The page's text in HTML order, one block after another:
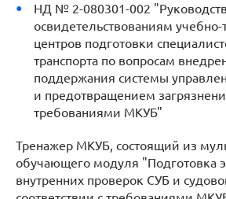
НД № 2-080301-002
освидетельствованиям
центров подготовки
транспорта по вопросам
поддержания системы
и предотвращением
требованиями МКУБ"
Тренажер МКУБ, состоящий из
обучающего модуля "Подготовка
внутренних проверок СУБ и